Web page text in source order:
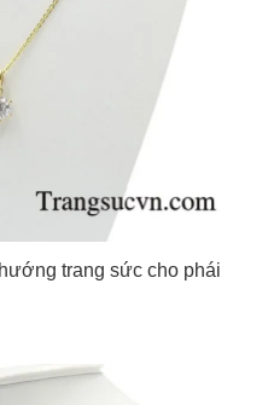
trang sức cho phái